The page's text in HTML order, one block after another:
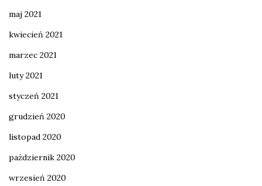
maj 2021
kwiecień 2021
marzec 2021
luty 2021
styczeń 2021
grudzień 2020
listopad 2020
październik 2020
wrzesień 2020